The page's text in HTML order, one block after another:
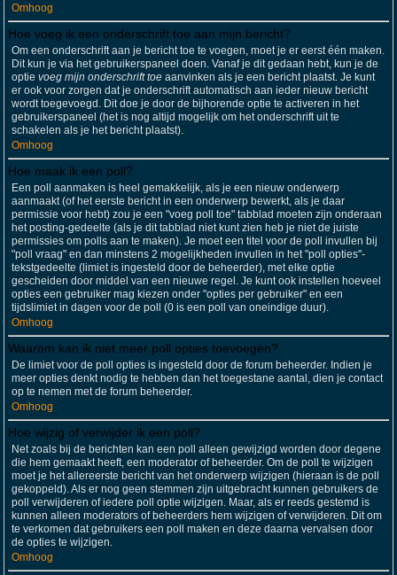
Omhoog
Hoe voeg ik een onderschrift toe aan mijn bericht?
Om een onderschrift aan je bericht toe te voegen, moet je er eerst één maken.
Dit kun je via het gebruikerspaneel doen. Vanaf je dit gedaan hebt, kun je de
optie voeg mijn onderschrift toe aanvinken als je een bericht plaatst. Je kunt
er ook voor zorgen dat je onderschrift automatisch aan ieder nieuw bericht
wordt toegevoegd. Dit doe je door de bijhorende optie te activeren in het
gebruikerspaneel (het is nog altijd mogelijk om het onderschrift uit te
schakelen als je het bericht plaatst).
Omhoog
Hoe maak ik een poll?
Een poll aanmaken is heel gemakkelijk, als je een nieuw onderwerp
aanmaakt (of het eerste bericht in een onderwerp bewerkt, als je daar
permissie voor hebt) zou je een "voeg poll toe" tabblad moeten zijn onderaan
het posting-gedeelte (als je dit tabblad niet kunt zien heb je niet de juiste
permissies om polls aan te maken). Je moet een titel voor de poll invullen bij
"poll vraag" en dan minstens 2 mogelijkheden invullen in het "poll opties"-
tekstgedeelte (limiet is ingesteld door de beheerder), met elke optie
gescheiden door middel van een nieuwe regel. Je kunt ook instellen hoeveel
opties een gebruiker mag kiezen onder "opties per gebruiker" en een
tijdslimiet in dagen voor de poll (0 is een poll van oneindige duur).
Omhoog
Waarom kan ik niet meer poll opties toevoegen?
De limiet voor de poll opties is ingesteld door de forum beheerder. Indien je
meer opties denkt nodig te hebben dan het toegestane aantal, dien je contact
op te nemen met de forum beheerder.
Omhoog
Hoe wijzig of verwijder ik een poll?
Net zoals bij de berichten kan een poll alleen gewijzigd worden door degene
die hem gemaakt heeft, een moderator of beheerder. Om de poll te wijzigen
moet je het allereerste bericht van het onderwerp wijzigen (hieraan is de poll
gekoppeld). Als er nog geen stemmen zijn uitgebracht kunnen gebruikers de
poll verwijderen of iedere poll optie wijzigen. Maar, als er reeds gestemd is
kunnen alleen moderators of beheerders hem wijzigen of verwijderen. Dit om
te verkomen dat gebruikers een poll maken en deze daarna vervalsen door
de opties te wijzigen.
Omhoog